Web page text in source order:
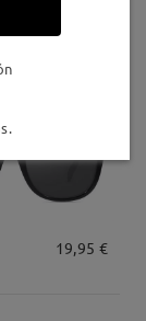
19,95 €
19,95 €